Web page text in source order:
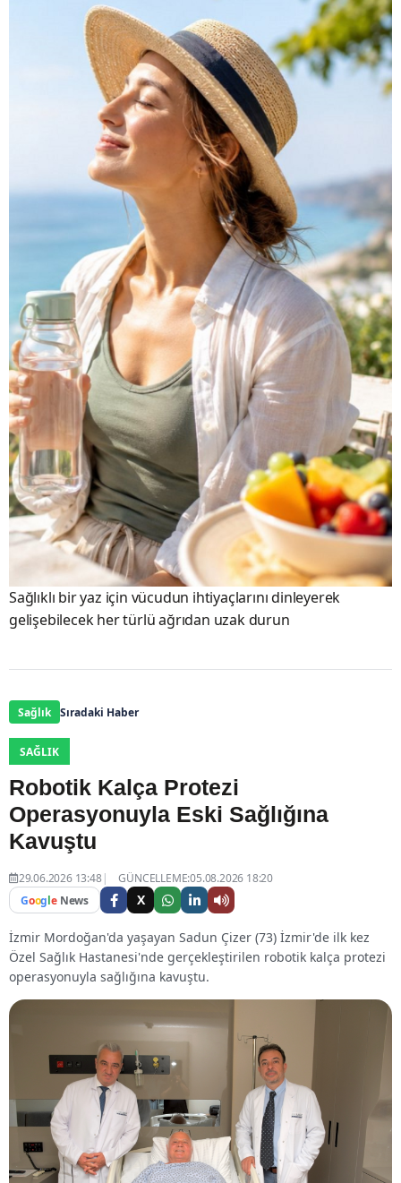
Sağlıklı bir yaz için vücudun ihtiyaçlarını dinleyerek
gelişebilecek her türlü ağrıdan uzak durun
Sağlık Sıradaki Haber
SAĞLIK
Robotik Kalça Protezi
Operasyonuyla Eski Sağlığına
Kavuştu
29.06.2026 13:48
GÜNCELLEME:05.08.2026 18:20
Google News X
İzmir Mordoğan'da yaşayan Sadun Çizer (73) İzmir'de ilk kez
Özel Sağlık Hastanesi'nde gerçekleştirilen robotik kalça protezi
operasyonuyla sağlığına kavuştu.